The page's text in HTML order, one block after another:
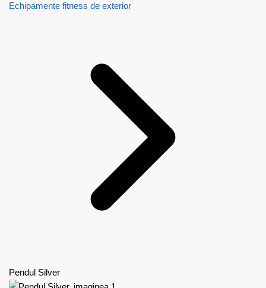
Echipamente fitness de exterior
Pendul Silver